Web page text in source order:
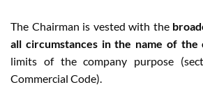
The Chairman is vested with the
all circumstances in the name of the
limits of the company purpose
Commercial Code).